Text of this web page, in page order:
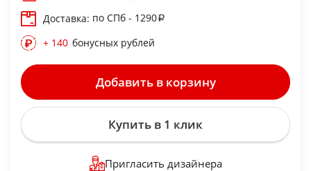
Доставка: по СПб - 1290
+ 140 бонусных рублей
Добавить в корзину
Купить в 1 клик
Пригласить дизайнера